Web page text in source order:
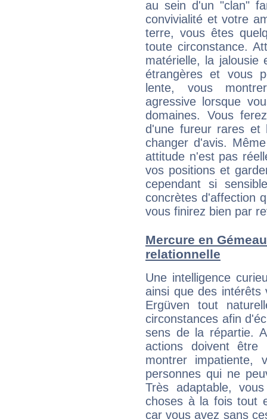
au sein d'un "clan"
convivialité et votre
terre, vous êtes
toute circonstance.
matérielle, la jalousie
étrangères et vous
lente, vous
agressive lorsque
domaines. Vous
d'une fureur rares et
changer d'avis.
attitude n'est pas
vos positions et
cependant si
concrètes d'affection
vous finirez bien par
Mercure en
relationnelle
Une intelligence
ainsi que des intérêts
Ergüven tout
circonstances afin
sens de la répartie.
actions doivent
montrer impatiente,
personnes qui ne
Très adaptable,
choses à la fois tout
car vous avez sans